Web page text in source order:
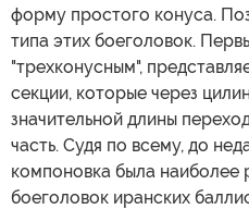
форму простого конуса.
типа этих боеголовок.
"трехконусным",
секции, которые через
значительной длины
часть. Судя по всему, до
компоновка была наиболее
боеголовок иранских